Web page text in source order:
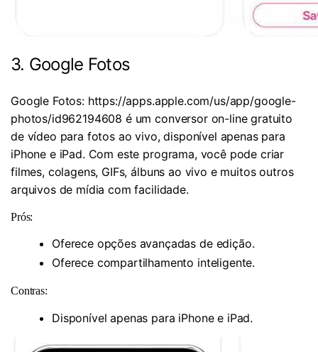
3. Google Fotos
Google Fotos: https://apps.apple.com/us/app/google-
photos/id962194608 é um conversor on-line gratuito
de vídeo para fotos ao vivo, disponível apenas para
iPhone e iPad. Com este programa, você pode criar
filmes, colagens, GIFs, álbuns ao vivo e muitos outros
arquivos de mídia com facilidade.
Prós:
Oferece opções avançadas de edição.
Oferece compartilhamento inteligente.
Contras:
Disponível apenas para iPhone e iPad.